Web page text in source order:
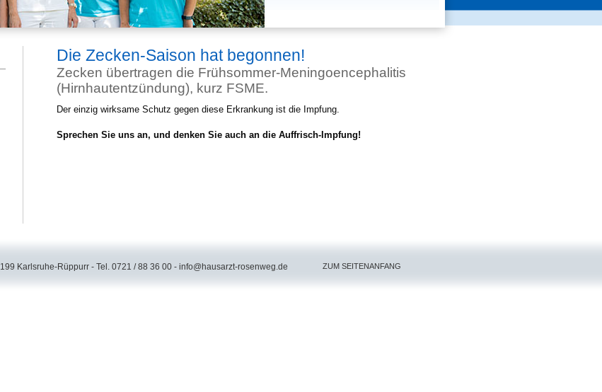
Die Zecken-Saison hat begonnen!
Zecken übertragen die Frühsommer-Meningoencephalitis
(Hirnhautentzündung), kurz FSME.
Der einzig wirksame Schutz gegen diese Erkrankung ist die Impfung.
Sprechen Sie uns an, und denken Sie auch an die Auffrisch-Impfung!
Karlsruhe-Rüppurr - Tel. 0721 / 88 36 00 - info@hausarzt-rosenweg.de ZUM SEITENANFANG